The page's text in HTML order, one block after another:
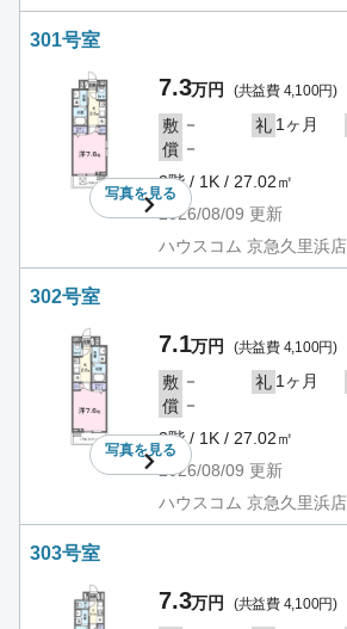
301号室
写真を見る
7.3万円 (共益費 4,100円)
敷 － 礼 1ヶ月
償 －
3階 / 1K / 27.02㎡
2026/08/09 更新
ハウスコム 京急久里浜店
302号室
写真を見る
7.1万円 (共益費 4,100円)
敷 － 礼 1ヶ月
償 －
3階 / 1K / 27.02㎡
2026/08/09 更新
ハウスコム 京急久里浜店
303号室
7.3万円 (共益費 4,100円)